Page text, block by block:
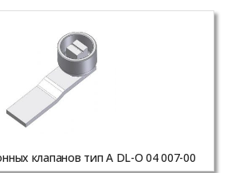
клапанов тип A DL-O 04 007-00